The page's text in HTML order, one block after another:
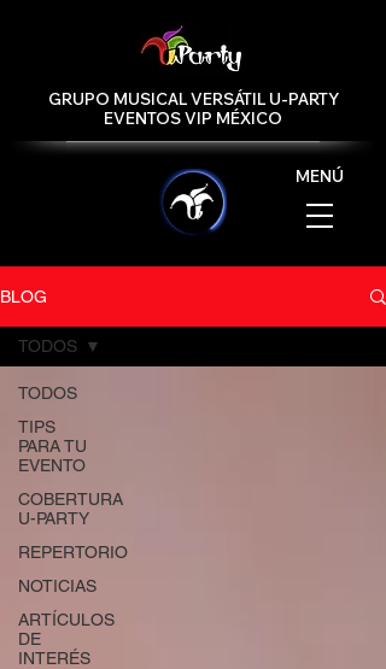
GRUPO MUSICAL VERSÁTIL U-PARTY
EVENTOS VIP MÉXICO
MENÚ
BLOG
TODOS
TIPS
PARA TU
EVENTO
COBERTURA
U-PARTY
REPERTORIO
NOTICIAS
ARTÍCULOS
DE
INTERÉS
TODOS